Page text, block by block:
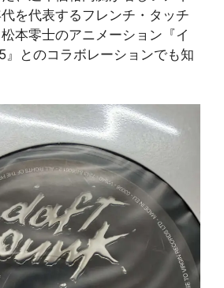
を代表するフレンチ・タッチ
本零士のアニメーション『イ
』とのコラボレーションでも知